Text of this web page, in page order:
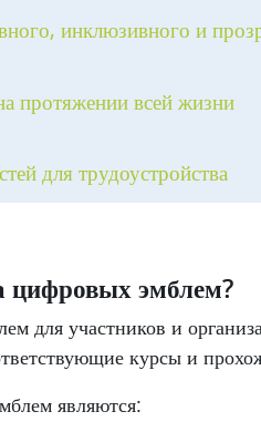
инклюзивного и
протяжении всей жизни
для трудоустройства
цифровых эмблем?
для участников и
курсы и
являются: